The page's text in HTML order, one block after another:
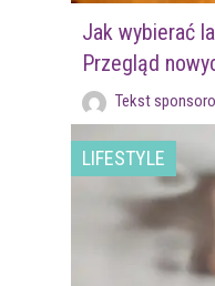
Jak wybierać
Przegląd
Tekst
LIFESTYLE